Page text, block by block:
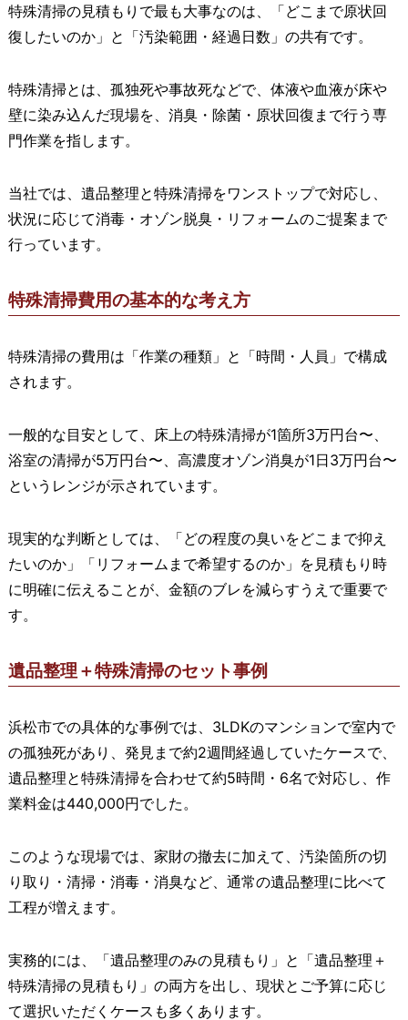
特殊清掃の見積もりで最も大事なのは、「どこまで原状回
復したいのか」と「汚染範囲・経過日数」の共有です。
特殊清掃とは、孤独死や事故死などで、体液や血液が床や
壁に染み込んだ現場を、消臭・除菌・原状回復まで行う専
門作業を指します。
当社では、遺品整理と特殊清掃をワンストップで対応し、
状況に応じて消毒・オゾン脱臭・リフォームのご提案まで
行っています。
特殊清掃費用の基本的な考え方
特殊清掃の費用は「作業の種類」と「時間・人員」で構成
されます。
一般的な目安として、床上の特殊清掃が1箇所3万円台〜、
浴室の清掃が5万円台〜、高濃度オゾン消臭が1日3万円台〜
というレンジが示されています。
現実的な判断としては、「どの程度の臭いをどこまで抑え
たいのか」「リフォームまで希望するのか」を見積もり時
に明確に伝えることが、金額のブレを減らすうえで重要で
す。
遺品整理＋特殊清掃のセット事例
浜松市での具体的な事例では、3LDKのマンションで室内で
の孤独死があり、発見まで約2週間経過していたケースで、
遺品整理と特殊清掃を合わせて約5時間・6名で対応し、作
業料金は440,000円でした。
このような現場では、家財の撤去に加えて、汚染箇所の切
り取り・清掃・消毒・消臭など、通常の遺品整理に比べて
工程が増えます。
実務的には、「遺品整理のみの見積もり」と「遺品整理＋
特殊清掃の見積もり」の両方を出し、現状とご予算に応じ
て選択いただくケースも多くあります。